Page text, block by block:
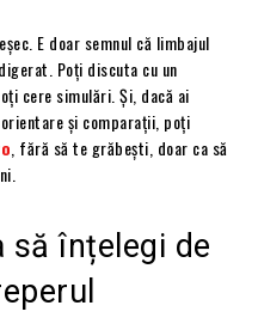
E doar semnul că limbajul
Poți discuta cu un
cere simulări. Și, dacă ai
și comparații, poți
, fără să te grăbești, doar ca să
să înțelegi de